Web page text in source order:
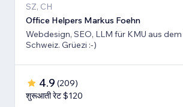
SZ, CH
Office Helpers Markus Foehn
Webdesign, SEO, LLM für KMU aus dem Herzen der
Schweiz. Grüezi :-)
4.9 (209)
शुरूआती रेट $120